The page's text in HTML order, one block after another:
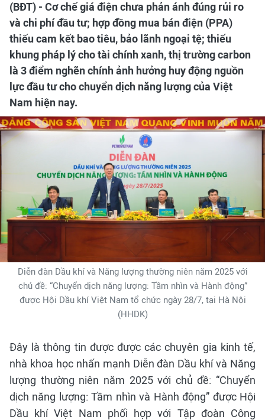
(BĐT) - Cơ chế giá điện chưa phản ánh đúng rủi ro
và chi phí đầu tư; hợp đồng mua bán điện (PPA)
thiếu cam kết bao tiêu, bảo lãnh ngoại tệ; thiếu
khung pháp lý cho tài chính xanh, thị trường carbon
là 3 điểm nghẽn chính ảnh hưởng huy động nguồn
lực đầu tư cho chuyển dịch năng lượng của Việt
Nam hiện nay.
Diễn đàn Dầu khí và Năng lượng thường niên năm 2025 với
chủ đề: “Chuyển dịch năng lượng: Tầm nhìn và Hành động”
được Hội Dầu khí Việt Nam tổ chức ngày 28/7, tại Hà Nội
(HHDK)
Đây là thông tin được được các chuyên gia kinh tế,
nhà khoa học nhấn mạnh Diễn đàn Dầu khí và Năng
lượng thường niên năm 2025 với chủ đề: “Chuyển
dịch năng lượng: Tầm nhìn và Hành động” được Hội
Dầu khí Việt Nam phối hợp với Tập đoàn Công